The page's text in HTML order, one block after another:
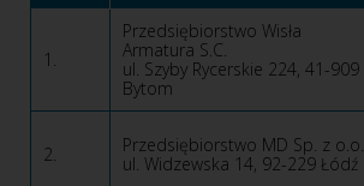
1.
Przedsiębiorstwo Wisła
Armatura S.C.
ul. Szyby Rycerskie 224, 41-909
Bytom
2.
Przedsiębiorstwo MD Sp. z o.o.
ul. Widzewska 14, 92-229 Łódź